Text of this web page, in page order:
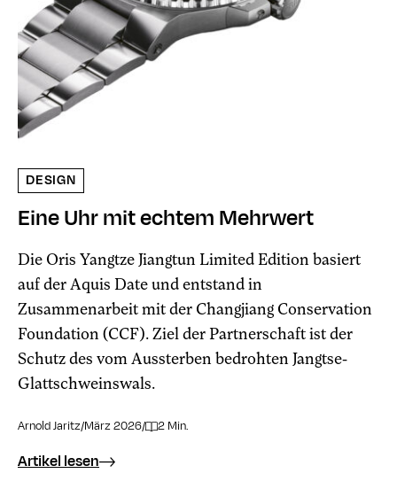
DESIGN
Eine Uhr mit echtem Mehrwert
Die Oris Yangtze Jiangtun Limited Edition basiert
auf der Aquis Date und entstand in
Zusammenarbeit mit der Changjiang Conservation
Foundation (CCF). Ziel der Partnerschaft ist der
Schutz des vom Aussterben bedrohten Jangtse-
Glattschweinswals.
Arnold Jaritz/März 2026/ 2 Min.
Artikel lesen